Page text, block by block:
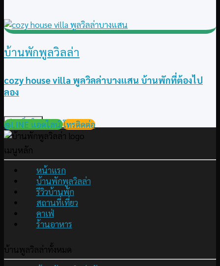
บ้านพักพูลวิลล่า
cozy house villa พูลวิลล่าบางแสน บ้านพักที่ต้องไป
ลอง
อ่านเพิ่มเติม
@LINE แอดไลน์โทรติดต่อ
เมนูหลัก
หน้าแรก
บ้านพักพูลวิลล่า
รีวิวบ้านพัก
สถานที่เที่ยว
คาเฟ่
ร้านอาหาร
บ้านพูลวิลล่าทั้งหมด